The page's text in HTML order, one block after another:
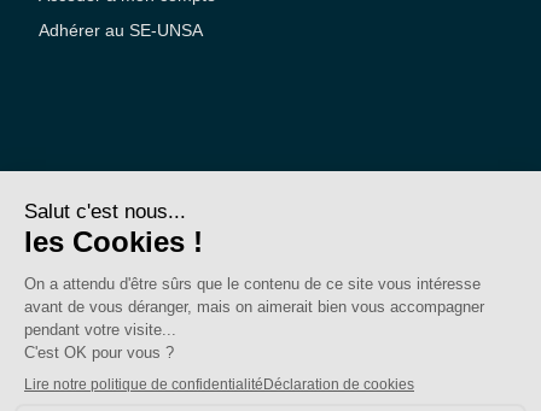
Adhérer au SE-UNSA
SE-Unsa est un syndicat de l’UNSA